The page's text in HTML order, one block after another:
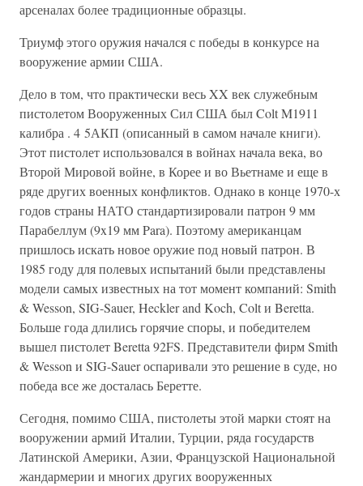
арсеналах более традиционные образцы.
Триумф этого оружия начался с победы в конкурсе на
вооружение армии США.
Дело в том, что практически весь XX век служебным
пистолетом Вооруженных Сил США был Colt M1911
калибра . 4 5АКП (описанный в самом начале книги).
Этот пистолет использовался в войнах начала века, во
Второй Мировой войне, в Корее и во Вьетнаме и еще в
ряде других военных конфликтов. Однако в конце 1970-х
годов страны НАТО стандартизировали патрон 9 мм
Парабеллум (9x19 мм Para). Поэтому американцам
пришлось искать новое оружие под новый патрон. В
1985 году для полевых испытаний были представлены
модели самых известных на тот момент компаний: Smith
& Wesson, SIG-Sauer, Heckler and Koch, Colt и Beretta.
Больше года длились горячие споры, и победителем
вышел пистолет Beretta 92FS. Представители фирм Smith
& Wesson и SIG-Sauer оспаривали это решение в суде, но
победа все же досталась Беретте.
Сегодня, помимо США, пистолеты этой марки стоят на
вооружении армий Италии, Турции, ряда государств
Латинской Америки, Азии, Французской Национальной
жандармерии и многих других вооруженных